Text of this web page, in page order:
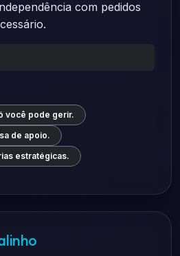
com pedidos
você pode gerir.
de apoio.
estratégicas.